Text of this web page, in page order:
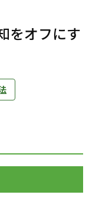
をオフにす